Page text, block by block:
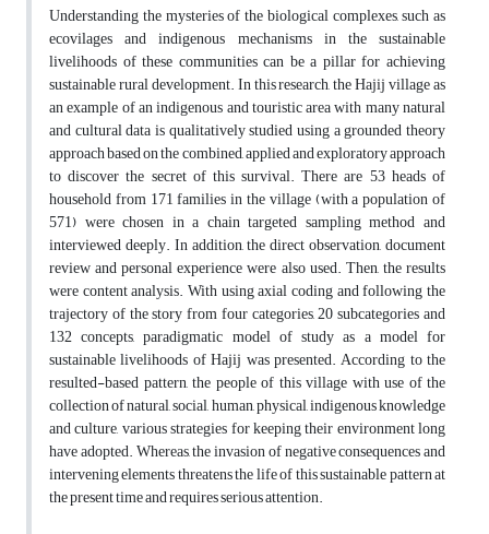
Understanding the mysteries of the biological complexes, such as
ecovilages and indigenous mechanisms in the sustainable
livelihoods of these communities can be a pillar for achieving
sustainable rural development. In this research, the Hajij village as
an example of an indigenous and touristic area with many natural
and cultural data is qualitatively studied using a grounded theory
approach based on the combined, applied and exploratory approach
to discover the secret of this survival. There are 53 heads of
household from 171 families in the village (with a population of
571) were chosen in a chain targeted sampling method and
interviewed deeply. In addition, the direct observation, document
review and personal experience were also used. Then, the results
were content analysis. With using axial coding and following the
trajectory of the story from four categories, 20 subcategories and
132 concepts, paradigmatic model of study as a model for
sustainable livelihoods of Hajij was presented. According to the
resulted-based pattern, the people of this village with use of the
collection of natural, social, human, physical, indigenous knowledge
and culture, various strategies for keeping their environment long
have adopted. Whereas, the invasion of negative consequences and
intervening elements threatens the life of this sustainable pattern at
the present time and requires serious attention.